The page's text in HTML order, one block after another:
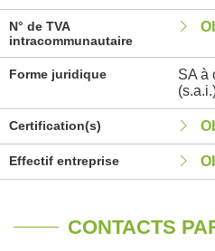
N° de TVA
intracommunautaire
Forme juridique
SA à
Certification(s)
Effectif entreprise
CONTACTS